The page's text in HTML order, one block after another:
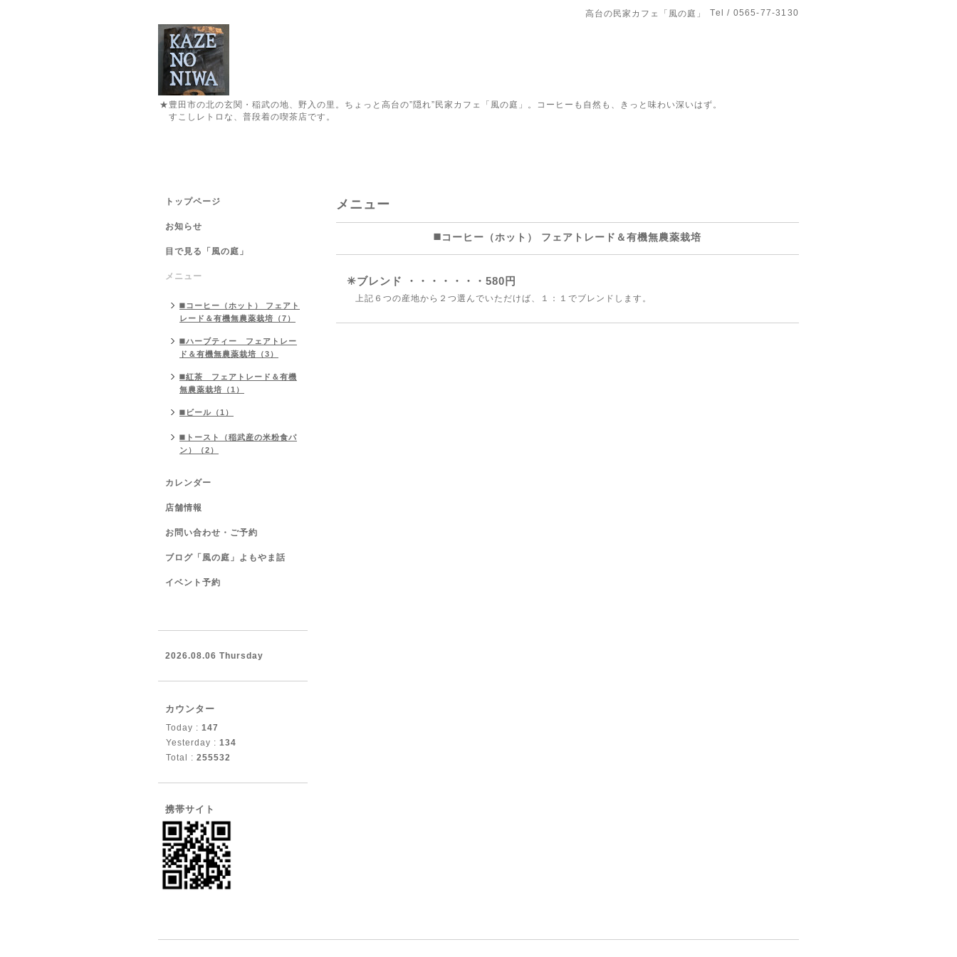
高台の民家カフェ「風の庭」 Tel / 0565-77-3130
★豊田市の北の玄関・稲武の地、野入の里。ちょっと高台の”隠れ”民家カフェ「風の庭」。コーヒーも自然も、きっと味わい深いはず。
すこしレトロな、普段着の喫茶店です。
メニュー
◼️コーヒー（ホット） フェアトレード＆有機無農薬栽培
✳︎ブレンド ・・・・・・・580円
上記６つの産地から２つ選んでいただけば、１：１でブレンドします。
トップページ
お知らせ
目で見る「風の庭」
メニュー
◼️コーヒー（ホット） フェアト
レード＆有機無農薬栽培（7）
◼️ハーブティー フェアトレー
ド＆有機無農薬栽培（3）
◼️紅茶 フェアトレード＆有機
無農薬栽培（1）
◼️ビール（1）
◼️トースト（稲武産の米粉食パ
ン）（2）
カレンダー
店舗情報
お問い合わせ・ご予約
ブログ「風の庭」よもやま話
イベント予約
2026.08.06 Thursday
カウンター
Today : 147
Yesterday : 134
Total : 255532
携帯サイト